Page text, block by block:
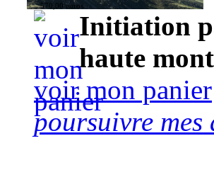
570,00 euros
Initiation
haute
voir mon panier
poursuivre mes